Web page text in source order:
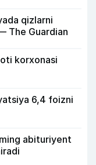
qizlarni
The Guardian
korxonasi
6,4 foizni
abituriyent